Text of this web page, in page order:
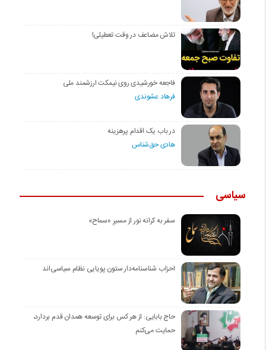
تلاش مضاعف در وقت تعطیلی!
فاجعه خورشیدی روی نیمکت ارزشمند ملی
فرهاد عشوندی
در باب یک اقدام پرهزینه
هادی حق‌شناس
سیاسی
سفر به کرانه‌ نور از مسیرِ «سماح»
احزاب شناسنامه‌دار ستون پویایی نظام سیاسی‌اند
حاج بابایی: از هر کس برای توسعه همدان قدم بردارد،
حمایت می‌کنم